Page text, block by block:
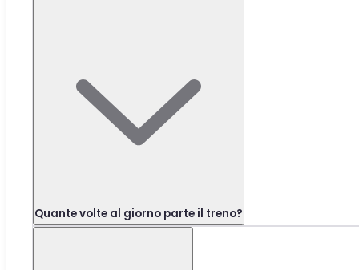
Quante volte al giorno parte il treno?